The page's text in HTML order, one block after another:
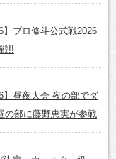
】プロ修斗公式戦2026
!!
】昼夜大会 夜の部でダ
の部に藤野恵実が参戦